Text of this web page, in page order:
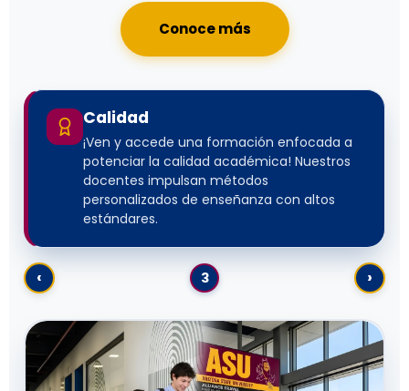
Conoce más
Calidad
¡Ven y accede una formación enfocada a
potenciar la calidad académica! Nuestros
docentes impulsan métodos
personalizados de enseñanza con altos
estándares.
‹ 3 ›